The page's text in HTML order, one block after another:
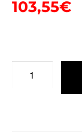
103,55€